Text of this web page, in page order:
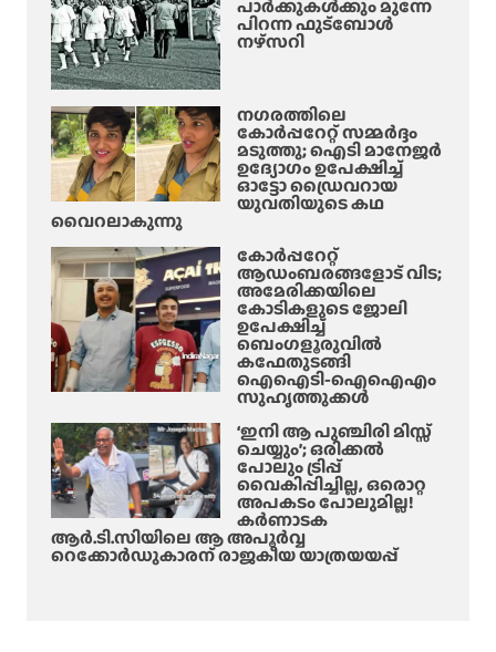
പാർക്കുകൾക്കും മുന്നേ
പിറന്ന ഫുട്ബോൾ
നഴ്സറി
നഗരത്തിലെ
കോർപ്പറേറ്റ് സമ്മർദ്ദം
മടുത്തു; ഐടി മാനേജർ
ഉദ്യോഗം ഉപേക്ഷിച്ച്
ഓട്ടോ ഡ്രൈവറായ
യുവതിയുടെ കഥ
വൈറലാകുന്നു
കോർപ്പറേറ്റ്
ആഡംബരങ്ങളോട് വിട;
അമേരിക്കയിലെ
കോടികളുടെ ജോലി
ഉപേക്ഷിച്ച്
ബെംഗളൂരുവിൽ
കഫേതുടങ്ങി
ഐഐടി-ഐഐഎം
സുഹൃത്തുക്കൾ
‘ഇനി ആ പുഞ്ചിരി മിസ്സ്
ചെയ്യും’; ഒരിക്കൽ
പോലും ട്രിപ്പ്
വൈകിപ്പിച്ചില്ല, ഒരൊറ്റ
അപകടം പോലുമില്ല!
കർണാടക
ആർ.ടി.സിയിലെ ആ അപൂർവ്വ
റെക്കോർഡുകാരന് രാജകീയ യാത്രയയപ്പ്